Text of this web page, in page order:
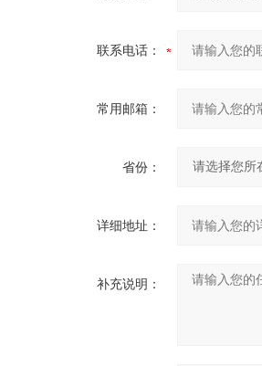
联系电话：
常用邮箱：
省份：
详细地址：
补充说明：